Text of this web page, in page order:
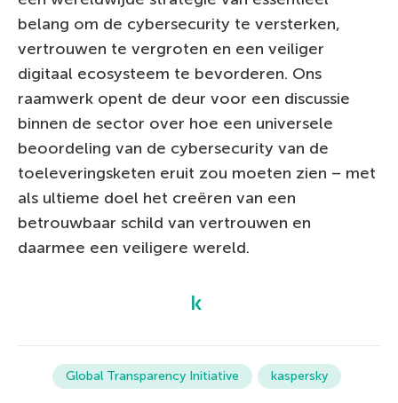
belang om de cybersecurity te versterken,
vertrouwen te vergroten en een veiliger
digitaal ecosysteem te bevorderen. Ons
raamwerk opent de deur voor een discussie
binnen de sector over hoe een universele
beoordeling van de cybersecurity van de
toeleveringsketen eruit zou moeten zien – met
als ultieme doel het creëren van een
betrouwbaar schild van vertrouwen en
daarmee een veiligere wereld.
Global Transparency Initiative kaspersky